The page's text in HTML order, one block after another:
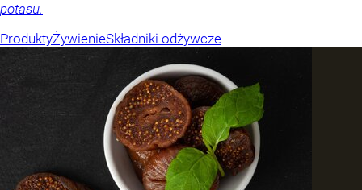
potasu.
ProduktyŻywienieSkładniki odżywcze